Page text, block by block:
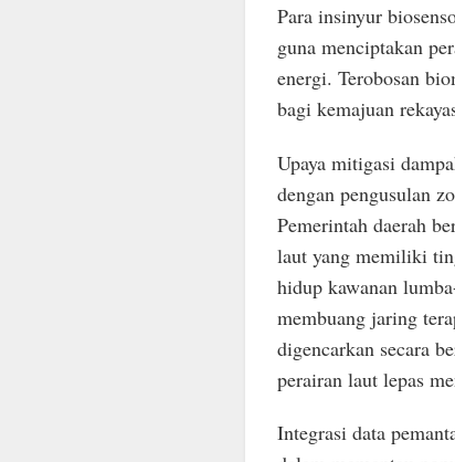
Para insinyur
guna menciptakan
energi. Terobosan
bagi kemajuan
Upaya mitigasi
dengan pengusulan
Pemerintah daerah
laut yang memiliki
hidup kawanan
membuang jaring
digencarkan secara
perairan laut lepas
Integrasi data